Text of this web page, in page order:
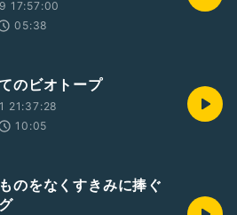
17:57:00
05:38
のビオトープ
21:37:28
10:05
のをなくすきみに捧ぐ